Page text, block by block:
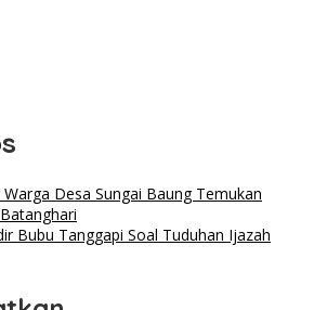
Warga Desa Sungai Baung Temukan
Bubu Tanggapi Soal Tuduhan Ijazah